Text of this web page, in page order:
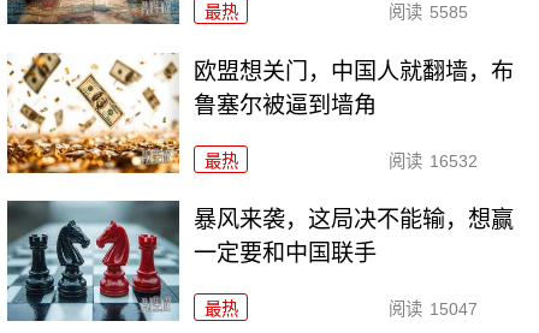
最热 阅读 5585
欧盟想关门，中国人就翻墙，布
鲁塞尔被逼到墙角
最热 阅读 16532
暴风来袭，这局决不能输，想赢
一定要和中国联手
最热 阅读 15047